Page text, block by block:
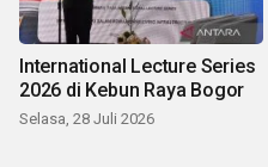
International Lecture Series
2026 di Kebun Raya Bogor
Selasa, 28 Juli 2026